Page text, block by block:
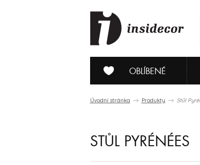
OBLÍBENÉ
Úvodní stránka Produkty Stůl
STŮL PYRÉNÉES